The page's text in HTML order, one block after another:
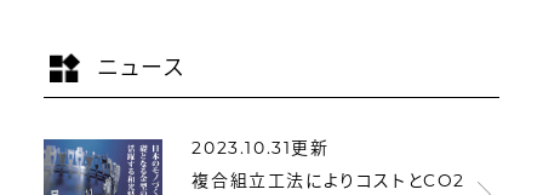
ニュース
2023.10.31更新
複合組立工法によりコストとCO2